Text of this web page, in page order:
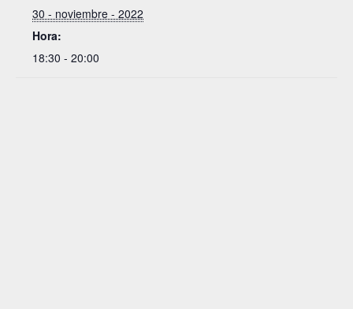
30 - noviembre - 2022
Hora:
18:30 - 20:00